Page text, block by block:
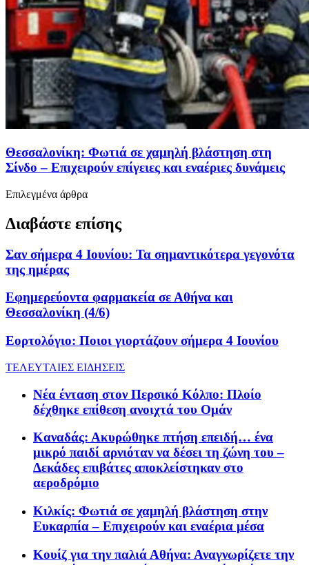
Θεσσαλονίκη: Φωτιά σε χαμηλή βλάστηση στη
Σίνδο – Επιχειρούν επίγειες και εναέριες δυνάμεις
Επιλεγμένα άρθρα
Διαβάστε επίσης
Σαν σήμερα 4 Ιουνίου: Τα σημαντικότερα γεγονότα
της ημέρας
Εφημερεύοντα φαρμακεία σε Αθήνα και
Θεσσαλονίκη (4/6)
Εορτολόγιο: Ποιοι γιορτάζουν σήμερα 4 Ιουνίου
ΤΕΛΕΥΤΑΙΕΣ ΕΙΔΗΣΕΙΣ
Νέα ένταση στον Περσικό Κόλπο: Πλοίο
δέχθηκε επίθεση ανοιχτά του Ομάν
Καναδάς: Ακυρώθηκε πτήση επειδή… ένα
μικρό παιδί αρνιόταν να δέσει τη ζώνη του –
Δεκάδες επιβάτες αποκλείστηκαν στο
αεροδρόμιο
Κιλκίς: Φωτιά σε χαμηλή βλάστηση στην
Ευκαρπία – Επιχειρούν και εναέρια μέσα
Κουίζ για την παλιά Αθήνα: Αναγνωρίζετε την